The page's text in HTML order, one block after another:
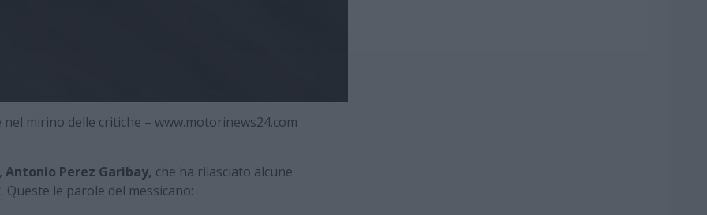
mirino delle critiche – www.motorinews24.com
Antonio Perez Garibay, che ha rilasciato alcune
Queste le parole del messicano: